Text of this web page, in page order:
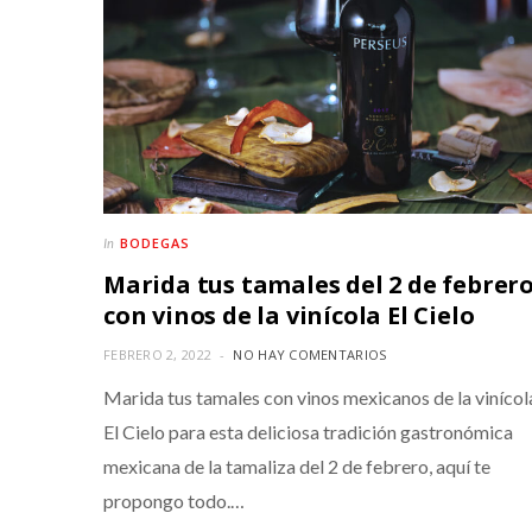
In BODEGAS
Marida tus tamales del 2 de
con vinos de la vinícola El Cielo
FEBRERO 2, 2022 NO HAY COMENTARIOS
Marida tus tamales con vinos mexicanos de la
El Cielo para esta deliciosa tradición gastronómica
mexicana de la tamaliza del 2 de febrero, aquí te
propongo todo.…